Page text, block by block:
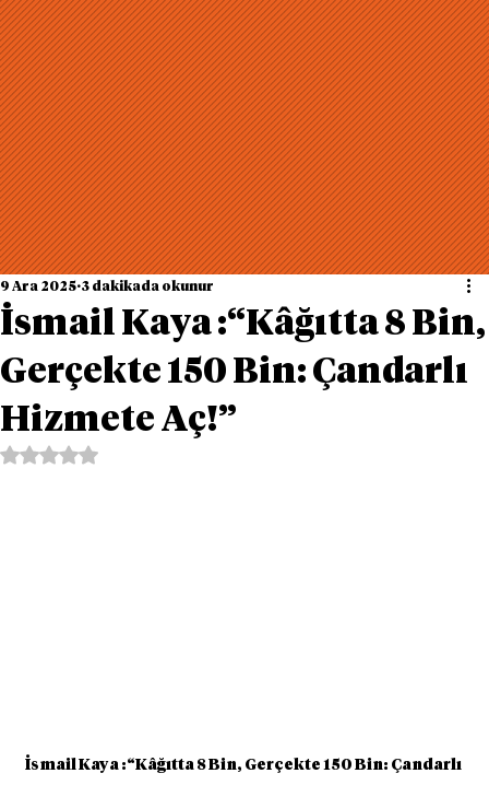
İsmail Kaya :“Kâğıtta 8 Bin,
Gerçekte 150 Bin: Çandarlı
Hizmete Aç!”
9 Ara 2025 3 dakikada okunur
5 üzerinden NaN yıldız
İsmail Kaya :“Kâğıtta 8 Bin, Gerçekte 150 Bin: Çandarlı